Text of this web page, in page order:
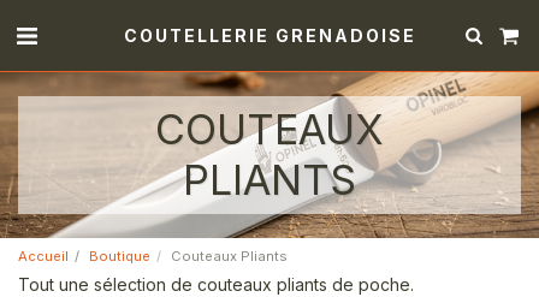
COUTELLERIE GRENADOISE
COUTEAUX
PLIANTS
Accueil Boutique Couteaux Pliants
Tout une sélection de couteaux pliants de poche.